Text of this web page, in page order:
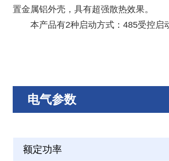
置金属铝外壳，具有超强散热效果。
本产品有2种启动方式：485受控启
电气参数
额定功率